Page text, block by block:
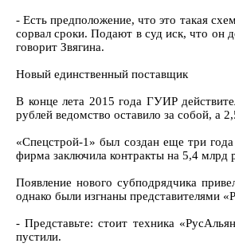
- Есть предположение, что это такая
сорвал сроки. Подают в суд иск, что он
говорит Звягина.
Новый единственный поставщик
В конце лета 2015 года ГУИР
рублей ведомство оставило за собой, а
«Спецстрой-1» был создан еще три
фирма заключила контракты на 5,4 млрд
Появление нового субподрядчика
однако были изгнаны представителями
- Представьте: стоит техника
пустили.